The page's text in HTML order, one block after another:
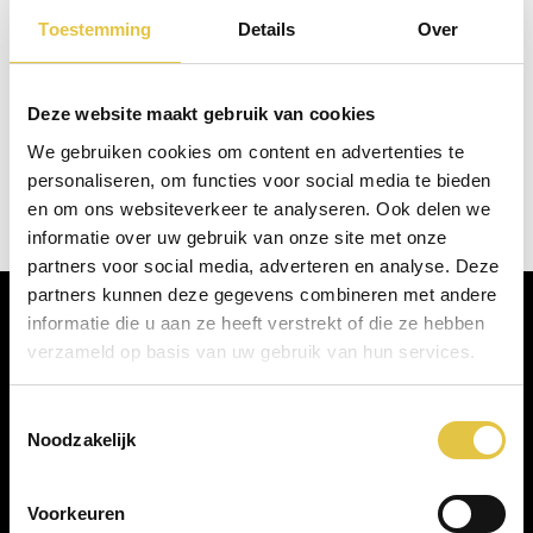
Toestemming Details Over
Deze website maakt gebruik van cookies
We gebruiken cookies om content en advertenties te
personaliseren, om functies voor social media te bieden
en om ons websiteverkeer te analyseren. Ook delen we
informatie over uw gebruik van onze site met onze
partners voor social media, adverteren en analyse. Deze
partners kunnen deze gegevens combineren met andere
informatie die u aan ze heeft verstrekt of die ze hebben
verzameld op basis van uw gebruik van hun services.
Noodzakelijk
Voorkeuren
Ervaringen